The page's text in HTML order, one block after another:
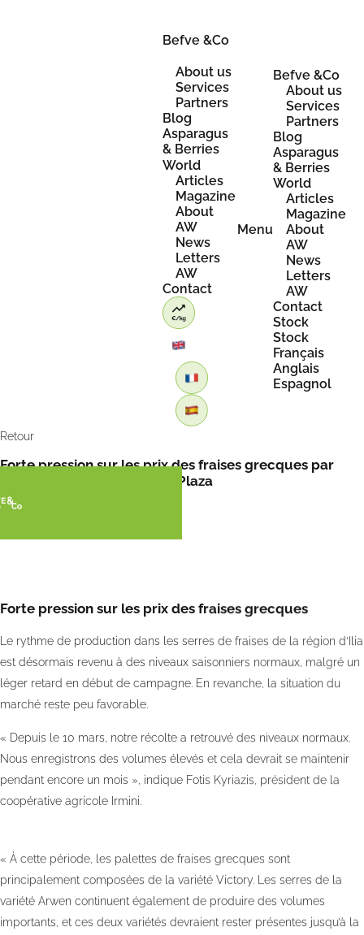
Befve &Co
About us
Services
Partners
Blog
Asparagus
& Berries
World
Articles
Magazine
About
AW
News
Letters
AW
Contact
Menu
Befve &Co
About us
Services
Partners
Blog
Asparagus
& Berries
World
Articles
Magazine
About
AW
News
Letters
AW
Contact
Stock
Stock
Français
Anglais
Espagnol
Retour
Forte pression sur les prix des fraises grecques par
Fotis KyriazisIrmini et FreshPlaza
Forte pression sur les prix des fraises grecques
Le rythme de production dans les serres de fraises de la région d’Ilia
est désormais revenu à des niveaux saisonniers normaux, malgré un
léger retard en début de campagne. En revanche, la situation du
marché reste peu favorable.
« Depuis le 10 mars, notre récolte a retrouvé des niveaux normaux.
Nous enregistrons des volumes élevés et cela devrait se maintenir
pendant encore un mois », indique Fotis Kyriazis, président de la
coopérative agricole Irmini.
« À cette période, les palettes de fraises grecques sont
principalement composées de la variété Victory. Les serres de la
variété Arwen continuent également de produire des volumes
importants, et ces deux variétés devraient rester présentes jusqu’à la